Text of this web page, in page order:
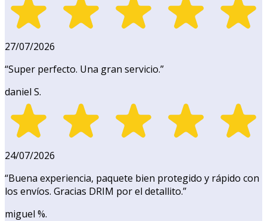
27/07/2026
“Super perfecto. Una gran servicio.”
daniel S.
24/07/2026
“Buena experiencia, paquete bien protegido y rápido con
los envíos. Gracias DRIM por el detallito.”
miguel %.